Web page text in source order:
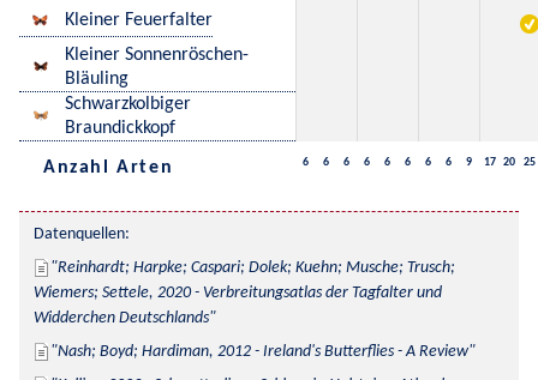
Kleiner Feuerfalter
Kleiner Sonnenröschen-
Bläuling
Schwarzkolbiger
Braundickkopf
Anzahl Arten 6 6 6 6 6 6 6 6 9 17 20 25
Datenquellen:
Reinhardt; Harpke; Caspari; Dolek; Kuehn; Musche; Trusch;
Wiemers; Settele, 2020 - Verbreitungsatlas der Tagfalter und
Widderchen Deutschlands
Nash; Boyd; Hardiman, 2012 - Ireland's Butterflies - A Review